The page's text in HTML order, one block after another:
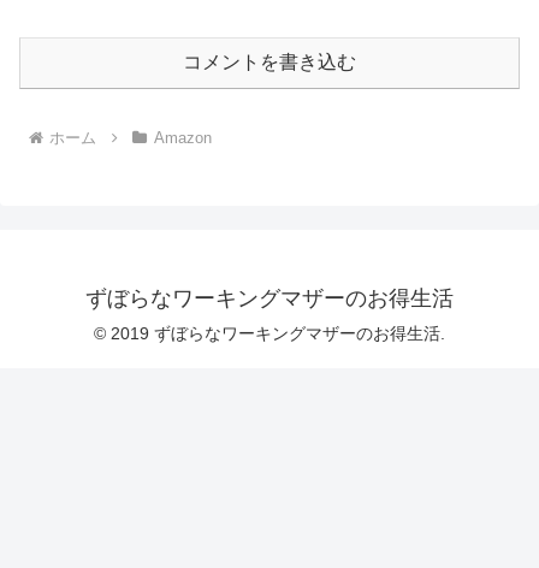
コメントを書き込む
ホーム Amazon
ずぼらなワーキングマザーのお得生活
© 2019 ずぼらなワーキングマザーのお得生活.